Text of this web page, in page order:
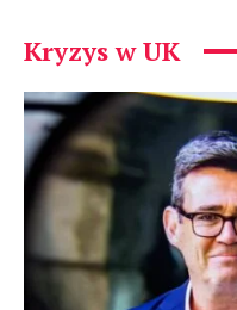
Kryzys w UK